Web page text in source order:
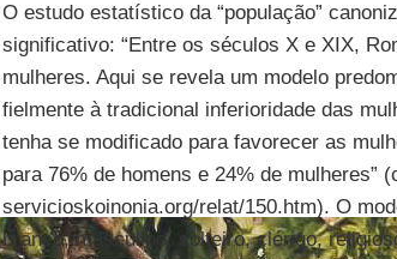
O estudo estatístico da “população”
significativo: “Entre os séculos X e XIX,
mulheres. Aqui se revela um modelo
fielmente à tradicional inferioridade das
tenha se modificado para favorecer as
para 76% de homens e 24% de mulheres”
servicioskoinonia.org/relat/150.htm). O
branco, masculino, solteiro, clérigo,